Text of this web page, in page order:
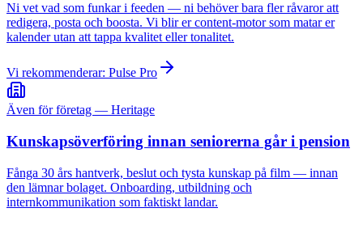
Ni vet vad som funkar i feeden — ni behöver bara fler råvaror att
redigera, posta och boosta. Vi blir er content-motor som matar er
kalender utan att tappa kvalitet eller tonalitet.
Vi rekommenderar: Pulse Pro
Även för företag — Heritage
Kunskapsöverföring innan seniorerna går i pension
Fånga 30 års hantverk, beslut och tysta kunskap på film — innan
den lämnar bolaget. Onboarding, utbildning och
internkommunikation som faktiskt landar.